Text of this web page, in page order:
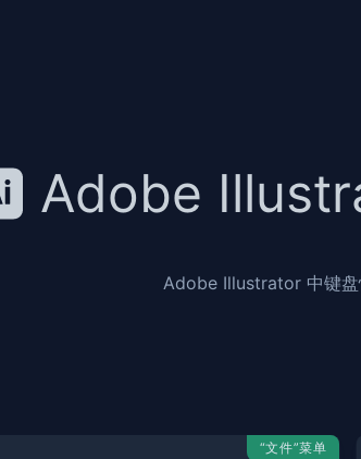
Adobe
Adobe Illustrator 中键盘
“文件”菜单